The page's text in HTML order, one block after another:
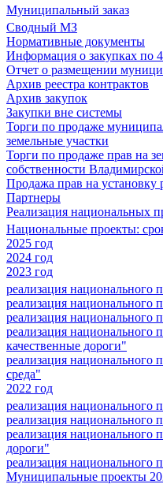
Муниципальный заказ
Сводный МЗ
Нормативные документы
Информация о закупках по
Отчет о размещении
Архив реестра контрактов
Архив закупок
Закупки вне системы
Торги по продаже
земельные участки
Торги по продаже прав на
собственности
Продажа прав на установку
Партнеры
Реализация национальных
Национальные проекты:
2025 год
2024 год
2023 год
реализация национального
реализация национального
реализация национального
реализация национального
качественные дороги"
реализация национального
среда"
2022 год
реализация национального
реализация национального
реализация национального
дороги"
реализация национального
Муниципальные проекты